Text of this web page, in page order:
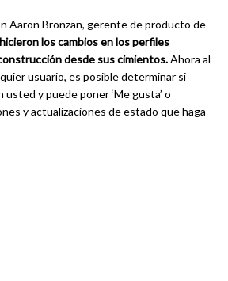
Aaron Bronzan, gerente de producto de
hicieron los cambios en los perfiles
desde sus cimientos.Ahora al
usuario, es posible determinar si
y puede poner ‘Me gusta’ o
y actualizaciones de estado que haga